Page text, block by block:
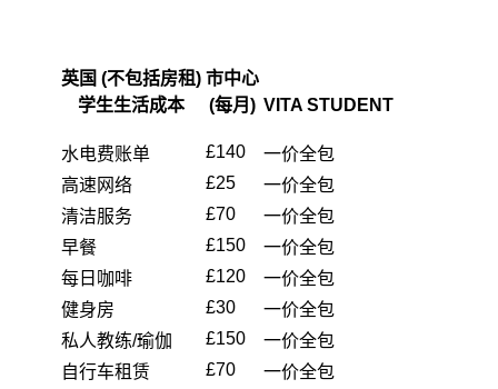
英国 (不包括房租)
学生生活成本
市中心
(每月) VITA STUDENT
水电费账单 £140
一价全包
高速网络
£25
一价全包
清洁服务
£70
一价全包
早餐
£150
一价全包
每日咖啡
£120
一价全包
健身房
£30
一价全包
私人教练/瑜伽
£150
一价全包
自行车租赁
£70
一价全包